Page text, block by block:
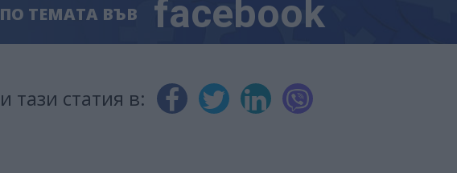
ТЕМАТА ВЪВ facebook
тази статия в: